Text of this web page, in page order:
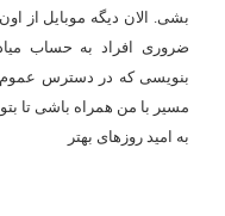
بشی. الان دیگه موبایل از
ضروری افراد به حساب
بنویسی که در دسترس عموم
مسیر با من همراه باشی تا
به امید روزهای بهتر